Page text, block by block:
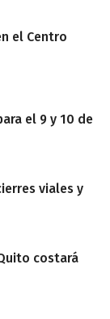
el Centro
el 9 y 10 de
viales y
costará